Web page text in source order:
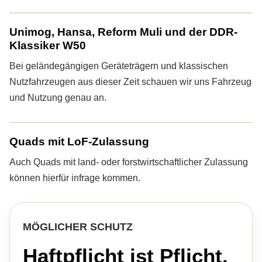
Unimog, Hansa, Reform Muli und der DDR-
Klassiker W50
Bei geländegängigen Geräteträgern und klassischen
Nutzfahrzeugen aus dieser Zeit schauen wir uns Fahrzeug
und Nutzung genau an.
Quads mit LoF-Zulassung
Auch Quads mit land- oder forstwirtschaftlicher Zulassung
können hierfür infrage kommen.
MÖGLICHER SCHUTZ
Haft­pflicht ist Pflicht.